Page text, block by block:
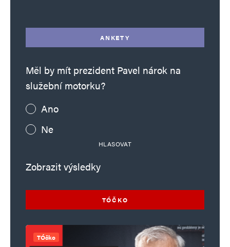
ANKETY
Měl by mít prezident Pavel nárok na
služební motorku?
Ano
Ne
HLASOVAT
Zobrazit výsledky
TÓČKO
TÓčko